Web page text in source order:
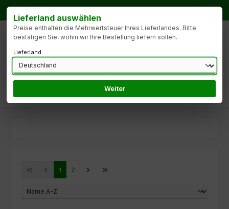
Zum Hauptinhalt springen
Seite
1 Seite
2
Lieferland auswählen
Preise enthalten die Mehrwertsteuer Ihres Lieferlandes. Bitte
bestätigen Sie, wohin wir Ihre Bestellung liefern sollen.
Lieferland
Weiter